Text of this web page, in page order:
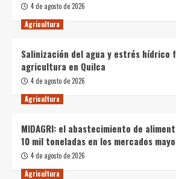
4 de agosto de 2026
Agricultura
Salinización del agua y estrés hídrico
agricultura en Quilca
4 de agosto de 2026
Agricultura
MIDAGRI: el abastecimiento de
10 mil toneladas en los mercados
4 de agosto de 2026
Agricultura